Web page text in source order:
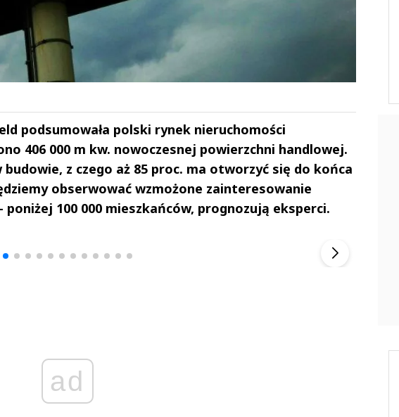
podsumowała polski rynek nieruchomości
406 000 m kw. nowoczesnej powierzchni handlowej.
budowie, z czego aż 85 proc. ma otworzyć się do końca
obserwować wzmożone zainteresowanie
100 000 mieszkańców, prognozują eksperci.
ad
FineDiningWeek